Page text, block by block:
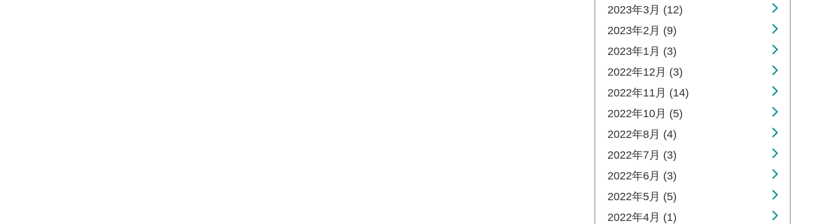
2023年3月 (12)
2023年2月 (9)
2023年1月 (3)
2022年12月 (3)
2022年11月 (14)
2022年10月 (5)
2022年8月 (4)
2022年7月 (3)
2022年6月 (3)
2022年5月 (5)
2022年4月 (1)